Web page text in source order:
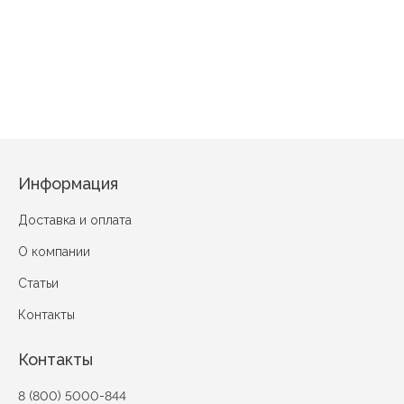
Информация
Доставка и оплата
О компании
Статьи
Контакты
Контакты
8 (800) 5000-844